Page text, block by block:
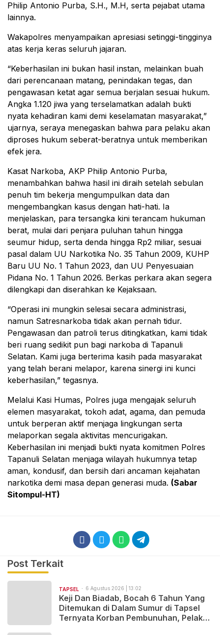
Philip Antonio Purba, S.H., M.H, serta pejabat utama
lainnya.
Wakapolres menyampaikan apresiasi setinggi-tingginya
atas kerja keras seluruh jajaran.
“Keberhasilan ini bukan hasil instan, melainkan buah
dari perencanaan matang, penindakan tegas, dan
pengawasan ketat agar semua berjalan sesuai hukum.
Angka 1.120 jiwa yang terselamatkan adalah bukti
nyata kehadiran kami demi keselamatan masyarakat,”
ujarnya, seraya menegaskan bahwa para pelaku akan
diproses hukum seberat-beratnya untuk memberikan
efek jera.
Kasat Narkoba, AKP Philip Antonio Purba,
menambahkan bahwa hasil ini diraih setelah sebulan
penuh tim bekerja mengumpulkan data dan
mengembangkan kasus dengan hati-hati. Ia
menjelaskan, para tersangka kini terancam hukuman
berat, mulai dari penjara puluhan tahun hingga
seumur hidup, serta denda hingga Rp2 miliar, sesuai
pasal dalam UU Narkotika No. 35 Tahun 2009, KUHP
Baru UU No. 1 Tahun 2023, dan UU Penyesuaian
Pidana No. 1 Tahun 2026. Berkas perkara akan segera
dilengkapi dan diserahkan ke Kejaksaan.
“Operasi ini mungkin selesai secara administrasi,
namun Satresnarkoba tidak akan pernah tidur.
Pengawasan dan patroli terus ditingkatkan, kami tidak
beri ruang sedikit pun bagi narkoba di Tapanuli
Selatan. Kami juga berterima kasih pada masyarakat
yang telah berani melapor, karena sinergi ini kunci
keberhasilan,” tegasnya.
Melalui Kasi Humas, Polres juga mengajak seluruh
elemen masyarakat, tokoh adat, agama, dan pemuda
untuk berperan aktif menjaga lingkungan serta
melaporkan segala aktivitas mencurigakan.
Keberhasilan ini menjadi bukti nyata komitmen Polres
Tapanuli Selatan menjaga wilayah hukumnya tetap
aman, kondusif, dan bersih dari ancaman kejahatan
narkotika demi masa depan generasi muda. (Sabar
Sitompul-HT)
Post Terkait
TAPSEL 6 Agustus 2026 | 13:02
Keji Dan Biadab, Bocah 6 Tahun Yang
Ditemukan di Dalam Sumur di Tapsel
Ternyata Korban Pembunuhan, Pelaku